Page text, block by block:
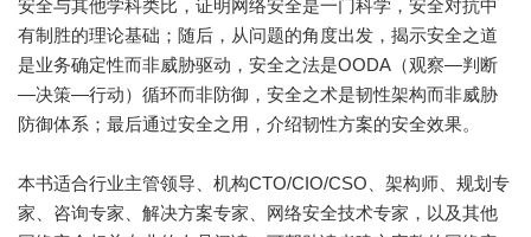
安全与其他学科类比，证明网络安全是一门科学，安全对抗中
有制胜的理论基础；随后，从问题的角度出发，揭示安全之道
是业务确定性而非威胁驱动，安全之法是OODA（观察—判断
—决策—行动）循环而非防御，安全之术是韧性架构而非威胁
防御体系；最后通过安全之用，介绍韧性方案的安全效果。
本书适合行业主管领导、机构CTO/CIO/CSO、架构师、规划专
家、咨询专家、解决方案专家、网络安全技术专家，以及其他